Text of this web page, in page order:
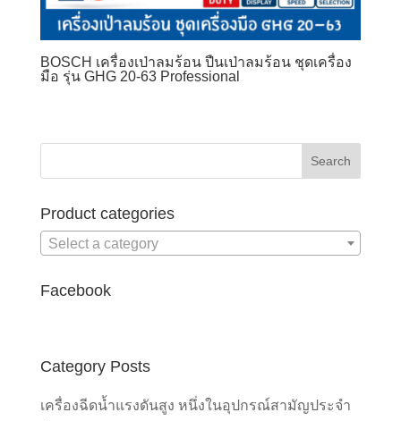
BOSCH เครื่องเป่าลมร้อน ปืนเป่าลมร้อน ชุดเครื่อง
มือ รุ่น GHG 20-63 Professional
Product categories
Select a category
Facebook
Category Posts
เครื่องฉีดน้ำแรงดันสูง หนึ่งในอุปกรณ์สามัญประจำ